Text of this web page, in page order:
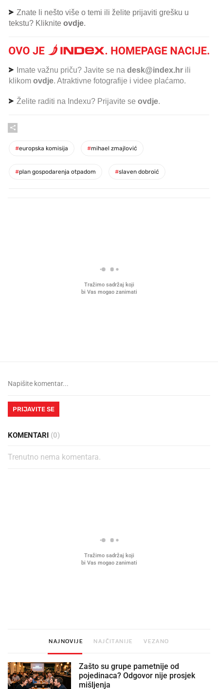
Znate li nešto više o temi ili želite prijaviti grešku u
tekstu? Kliknite ovdje.
Imate važnu priču? Javite se na desk@index.hr ili
klikom ovdje. Atraktivne fotografije i videe plaćamo.
Želite raditi na Indexu? Prijavite se ovdje.
#europska komisija #mihael zmajlović
#plan gospodarenja otpadom #slaven dobroić
PRIJAVITE SE
KOMENTARI (0)
Trenutno nema komentara.
NAJNOVIJE NAJČITANIJE VEZANO
Zašto su grupe pametnije od
pojedinaca? Odgovor nije prosjek
mišljenja